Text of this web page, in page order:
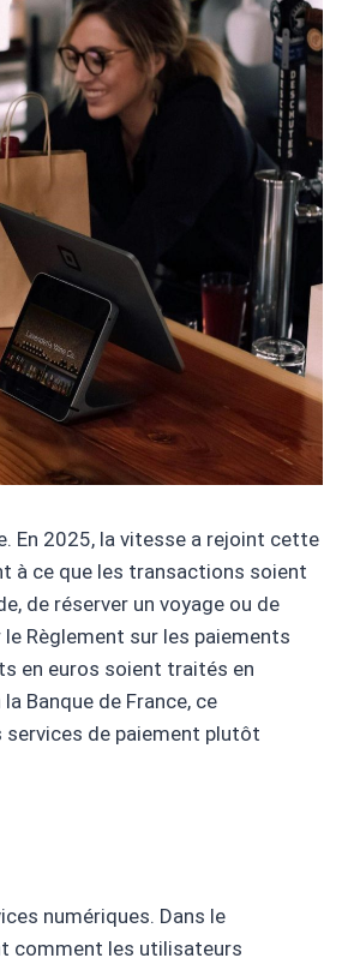
En 2025, la vitesse a rejoint cette
à ce que les transactions soient
de réserver un voyage ou de
Règlement sur les paiements
en euros soient traités en
Banque de France, ce
de paiement plutôt
numériques. Dans le
comment les utilisateurs